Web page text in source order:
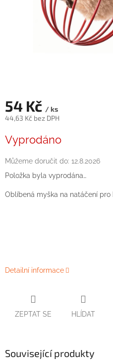
54 Kč / ks
44,63 Kč bez DPH
cena:
Vyprodáno
Můžeme doručit do: 12.8.2026
Položka byla vyprodána…
Oblíbená myška na natáčení pro
Detailní informace
ZEPTAT SE HLÍDAT
Související produkty